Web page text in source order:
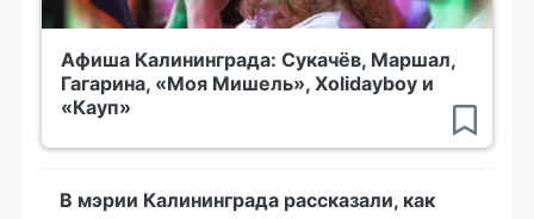
Афиша Калининграда: Сукачёв, Маршал,
Гагарина, «Моя Мишель», Xolidayboy и
«Кауп»
В мэрии Калининграда рассказали, как